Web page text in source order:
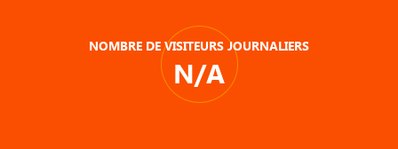
NOMBRE DE VISITEURS JOURNALIERS
N/A